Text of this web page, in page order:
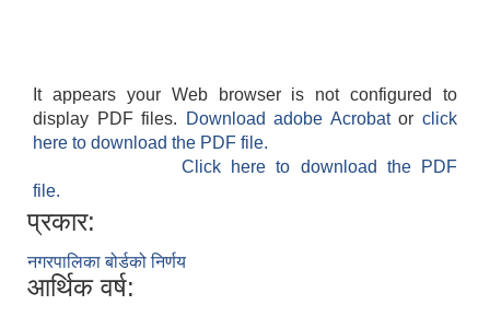
It appears your Web browser is not configured to
display PDF files.
Download adobe Acrobatorclick
here to download the PDF file.
Click here to download the PDF
file.
प्रकार:
नगरपालिका बोर्डको निर्णय
आर्थिक वर्ष: